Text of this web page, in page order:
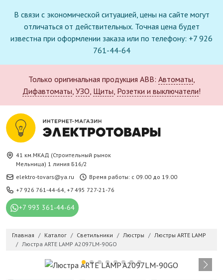
В связи с экономической ситуацией, цены на сайте могут
отличаться от действительных. Точная цена будет
известна при оформлении заказа или по телефону: +7 926
761-44-64
Только оригинальная продукция ABB: Автоматы,
Дифавтоматы, УЗО, Щиты, Розетки и выключатели!
41 км.МКАД (Строительный рынок
Мельница) 1 линия Б16/2
elektro-tovars@ya.ru
Время работы: с 09.00 до 19.00
+7 926 761-44-64, +7 495 727-21-76
+7 993 361-44-64
Главная Каталог Светильники Люстры
Люстры ARTE LAMP
Люстра ARTE LAMP A2097LM-90GO